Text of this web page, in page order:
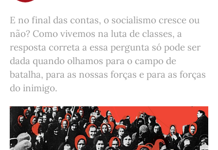
E no final das contas, o socialismo cresce ou
não? Como vivemos na luta de classes, a
resposta correta a essa pergunta só pode ser
dada quando olhamos para o campo de
batalha, para as nossas forças e para as forças
do inimigo.